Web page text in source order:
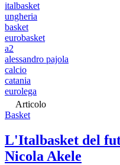
italbasket
ungheria
basket
eurobasket
a2
alessandro pajola
calcio
catania
eurolega
Articolo
Basket
L'Italbasket del
Nicola Akele